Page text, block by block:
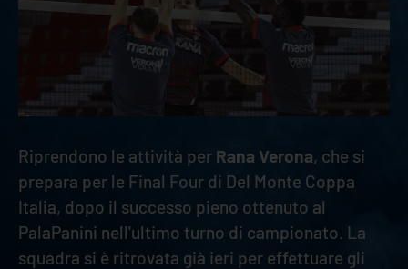
Riprendono le attività per Rana Verona, che si
prepara per le Final Four di Del Monte Coppa
Italia, dopo il successo pieno ottenuto al
PalaPanini nell'ultimo turno di campionato. La
squadra si è ritrovata già ieri per effettuare gli